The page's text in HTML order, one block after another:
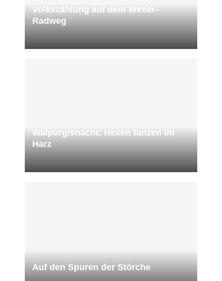
Volkszählung auf dem Weser-
Radweg
Walpurgisnacht: Hexen tanzen im
Harz
Auf den Spuren der Störche